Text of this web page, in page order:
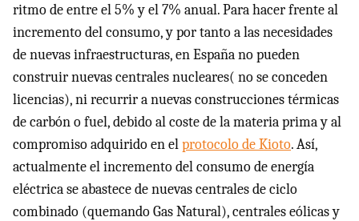
ritmo de entre el 5% y el 7% anual. Para hacer frente al
incremento del consumo, y por tanto a las necesidades
de nuevas infraestructuras, en España no pueden
construir nuevas centrales nucleares( no se conceden
licencias), ni recurrir a nuevas construcciones térmicas
de carbón o fuel, debido al coste de la materia prima y al
compromiso adquirido en elprotocolo de Kioto. Así,
actualmente el incremento del consumo de energía
eléctrica se abastece de nuevas centrales de ciclo
combinado (quemando Gas Natural), centrales eólicas y